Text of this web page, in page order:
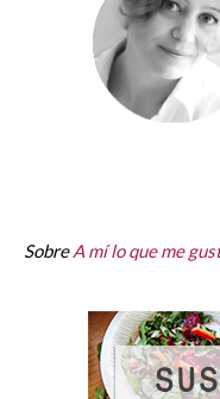
SobreA mí lo que me